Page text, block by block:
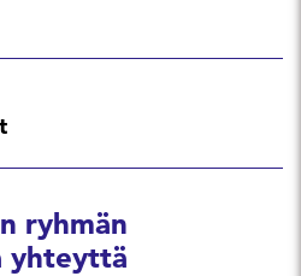
ryhmän
yhteyttä